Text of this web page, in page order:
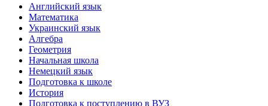
Английский язык
Математика
Украинский язык
Алгебра
Геометрия
Начальная школа
Немецкий язык
Подготовка к школе
История
Подготовка к поступлению в ВУЗ